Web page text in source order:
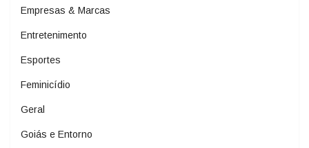
Empresas & Marcas
Entretenimento
Esportes
Feminicídio
Geral
Goiás e Entorno